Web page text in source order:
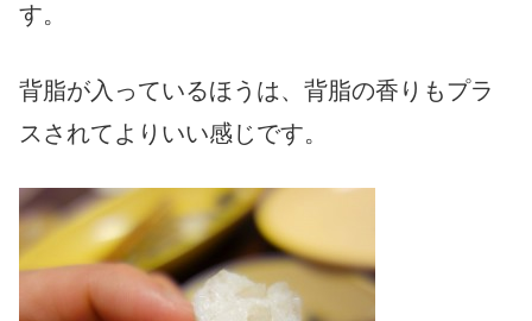
す。
背脂が入っているほうは、背脂の香りもプラ
スされてよりいい感じです。